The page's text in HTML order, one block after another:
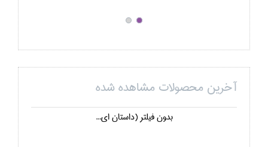
آخرین محصولات مشاهده شده
بدون فيلتر (داستان اي...